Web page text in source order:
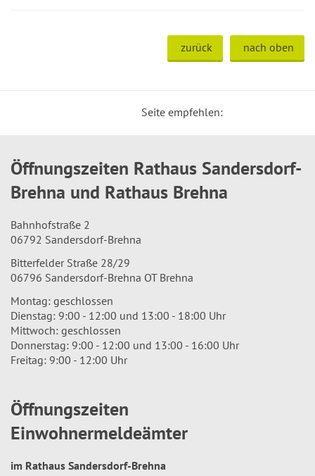
zurück nach oben
Seite empfehlen:
Öffnungszeiten Rathaus Sandersdorf-
Brehna und Rathaus Brehna
Bahnhofstraße 2
06792 Sandersdorf-Brehna
Bitterfelder Straße 28/29
06796 Sandersdorf-Brehna OT Brehna
Montag: geschlossen
Dienstag: 9:00 - 12:00 und 13:00 - 18:00 Uhr
Mittwoch: geschlossen
Donnerstag: 9:00 - 12:00 und 13:00 - 16:00 Uhr
Freitag: 9:00 - 12:00 Uhr
Öffnungszeiten
Einwohnermeldeämter
im Rathaus Sandersdorf-Brehna